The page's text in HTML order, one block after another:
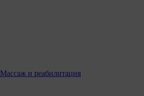
Массаж и реабилитация